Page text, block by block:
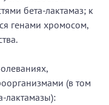
бета-лактамаз; к
генами хромосом,
(в том
лактамазы):